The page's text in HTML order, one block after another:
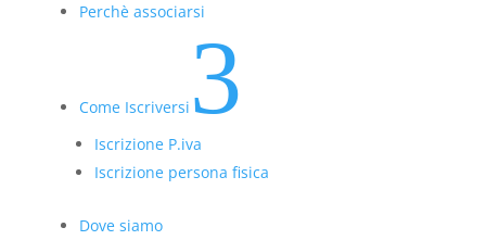
Perchè associarsi
Come Iscriversi 3
Iscrizione P.iva
Iscrizione persona fisica
Dove siamo